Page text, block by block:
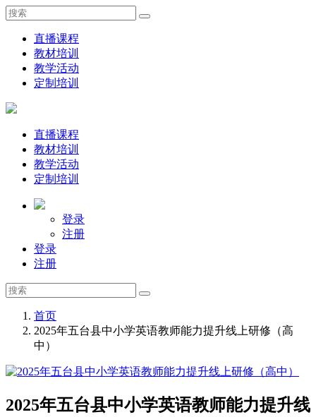
直播课程
教材培训
教学活动
定制培训
直播课程
教材培训
教学活动
定制培训
登录
注册
登录
注册
首页
2025年五台县中小学英语教师能力提升线上研修（高
中）
2025年五台县中小学英语教师能力提升线